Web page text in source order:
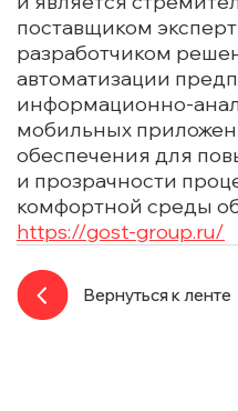
поставщиком
разработчиком
автоматизации
информационно-
мобильных
обеспечения для
и прозрачности
комфортной среды
https://gost-group.ru/
Вернуться к ленте